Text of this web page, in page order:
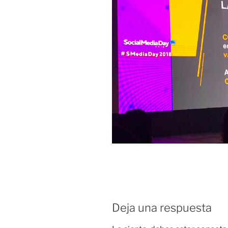
Deja una respuesta